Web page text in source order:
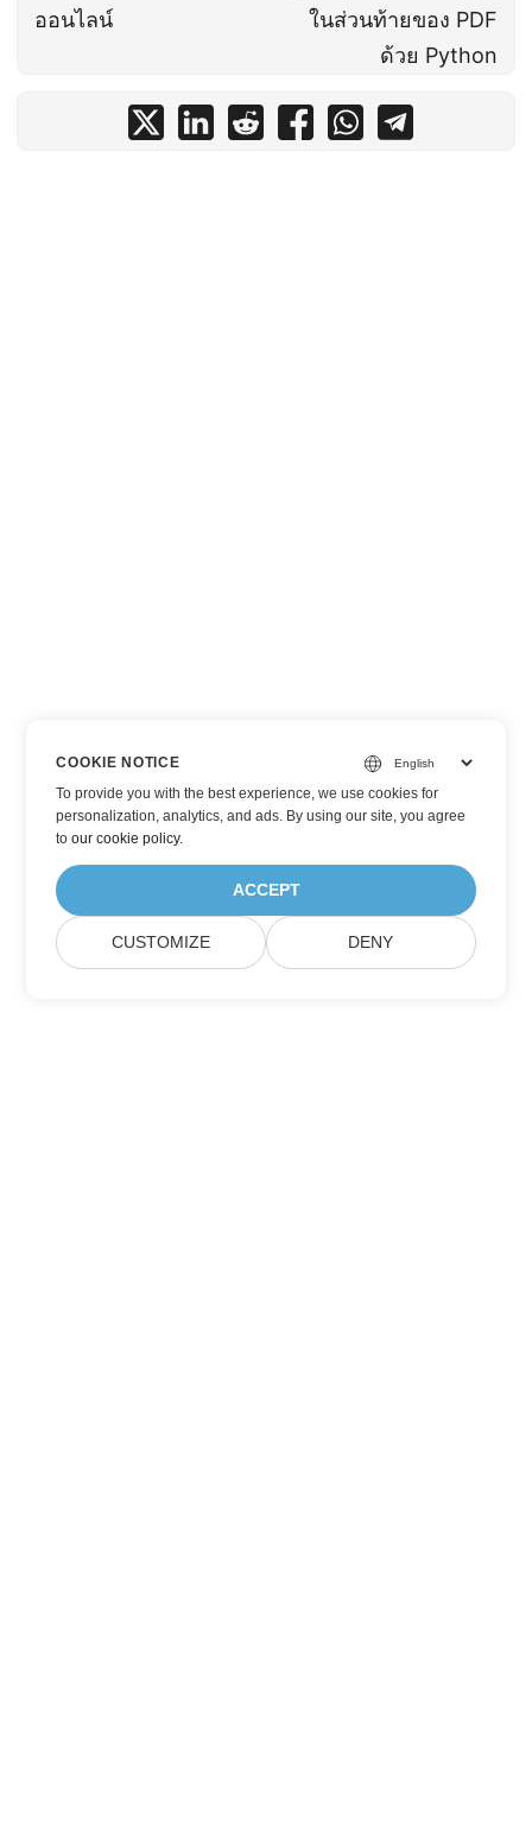
ออนไลน์
ในส่วนท้ายของ PDF
ด้วย Python
COOKIE NOTICE
To provide you with the best experience, we use cookies for
personalization, analytics, and ads. By using our site, you agree
toour cookie policy.
ACCEPT
CUSTOMIZE DENY